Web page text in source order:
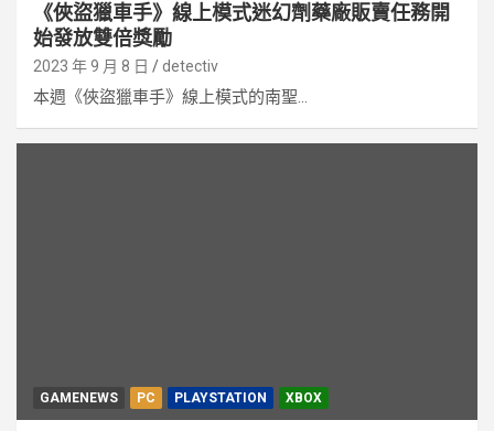
《俠盜獵車手》線上模式迷幻劑藥廠販賣任務開
始發放雙倍獎勵
2023 年 9 月 8 日 detectiv
本週《俠盜獵車手》線上模式的南聖...
GAMENEWS PC PLAYSTATION XBOX